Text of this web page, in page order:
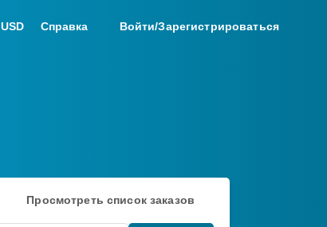
USD Справка Войти/Зарегистрироваться
Просмотреть список заказов